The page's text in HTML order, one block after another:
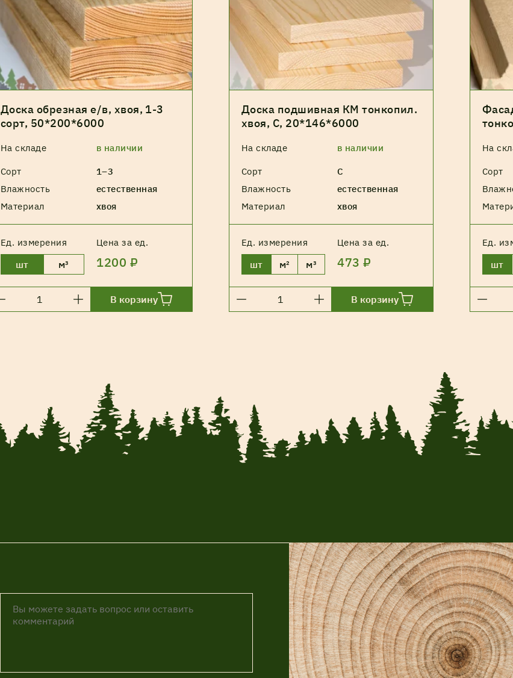
Доска обрезная е/в, хвоя, 1-3
сорт, 50*200*6000
На складе в наличии
Сорт
1–3
Влажность
естественная
Материал
хвоя
Ед. измерения Цена за ед.
шт м³ 1200 ₽
В корзину
Доска подшивная КМ тонкопил.
хвоя, С, 20*146*6000
На складе в наличии
Сорт
С
Влажность
естественная
Материал
хвоя
Ед. измерения Цена за ед.
шт м² м³ 473 ₽
В корзину
На
Сорт
Ед.
шт